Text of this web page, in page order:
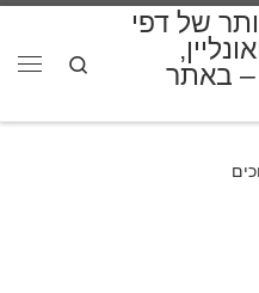
של דפי
– באתר
Search